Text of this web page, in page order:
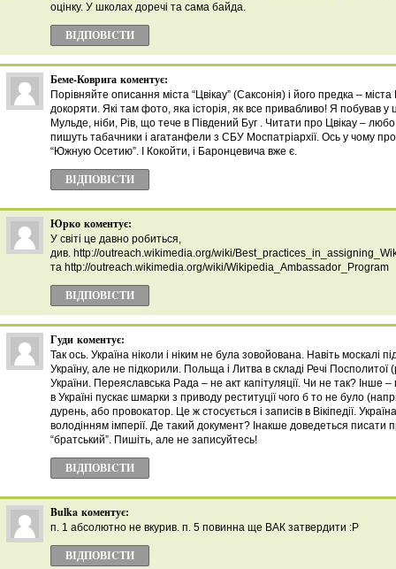
оцінку. У школах доречі та сама байда.
ВІДПОВІCТИ
Беме-Коврига коментує:
Порівняйте описання міста “Цвікау” (Саксонія) і його предка –
докоряти. Які там фото, яка історія, як все привабливо! Я побував у
Мульде, ніби, Рів, що тече в Південий Буг . Читати про Цвікау – любо.
пишуть табачники і агатанфели з СБУ Моспатріархії. Ось у чому
“Южную Осетию”. І Кокойти, і Баронцевича вже є.
ВІДПОВІCТИ
Юрко коментує:
У світі це давно робиться,
див. http://outreach.wikimedia.org/wiki/
та http://outreach.wikimedia.org/wiki/Wikipedia_Ambassador_Program
ВІДПОВІCТИ
Гуди коментує:
Так ось. Україна ніколи і ніким не була зовойована. Навіть москалі
Україну, але не підкорили. Польща і Литва в складі Речі
України. Переяславська Рада – не акт капітуляції. Чи не так? Інше –
в Україні пускає шмарки з приводу реституції чого б то не було
дурень, або провокатор. Це ж стосується і записів в Вікіпедії.
володінням імперії. Де такий документ? Інакше доведеться писати
“братський”. Пишіть, але не записуйтесь!
ВІДПОВІCТИ
Bulka коментує:
п. 1 абсолютно не вкурив. п. 5 повинна ще ВАК затвердити :P
ВІДПОВІCТИ